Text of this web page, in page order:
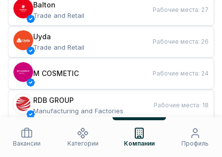
Balton
Trade and Retail
Рабочие места: 27
Uyda
Trade and Retail
Рабочие места: 26
M COSMETIC Рабочие места: 24
RDB GROUP
Manufacturing and Factories
Рабочие места: 18
Restaurants and Fast Food
Рабочие места
Вакансии
Категории Компании Профиль